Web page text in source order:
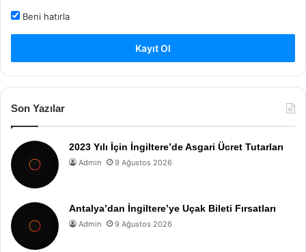
Beni hatırla
Kayıt Ol
Son Yazılar
2023 Yılı İçin İngiltere’de Asgari Ücret Tutarları
Admin 9 Ağustos 2026
Antalya’dan İngiltere’ye Uçak Bileti Fırsatları
Admin 9 Ağustos 2026